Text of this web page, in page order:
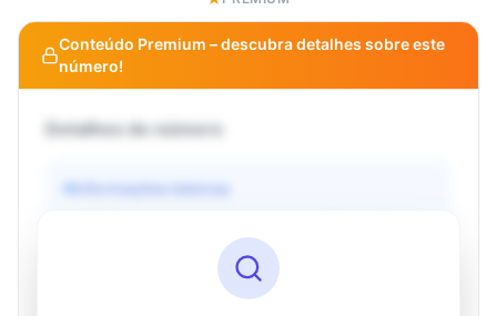
Conteúdo Premium – descubra detalhes sobre este
número!
Detalhes do número
Informações básicas